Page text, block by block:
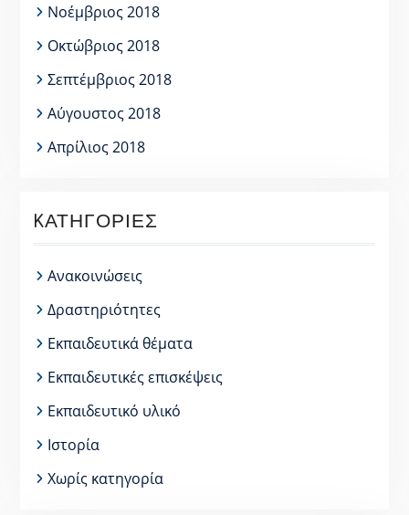
Νοέμβριος 2018
Οκτώβριος 2018
Σεπτέμβριος 2018
Αύγουστος 2018
Απρίλιος 2018
KΑΤΗΓΟΡΊΕΣ
Ανακοινώσεις
Δραστηριότητες
Εκπαιδευτικά θέματα
Εκπαιδευτικές επισκέψεις
Εκπαιδευτικό υλικό
Ιστορία
Χωρίς κατηγορία